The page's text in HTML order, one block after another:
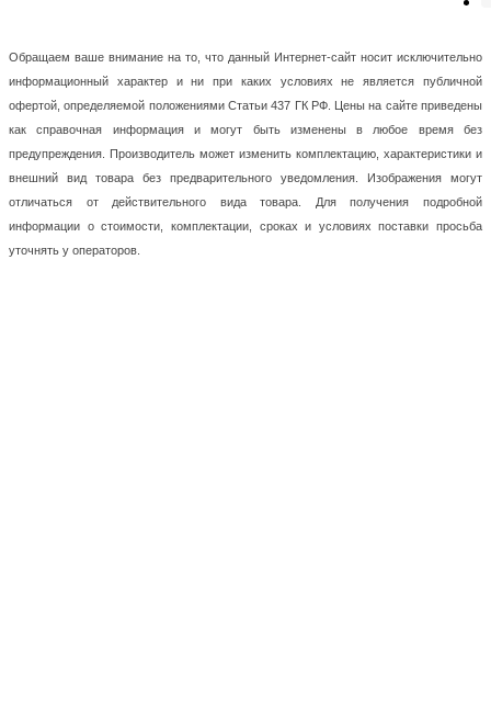
Обращаем ваше внимание на то, что данный Интернет-сайт носит исключительно
информационный характер и ни при каких условиях не является публичной
офертой, определяемой положениями Статьи 437 ГК РФ. Цены на сайте приведены
как справочная информация и могут быть изменены в любое время без
предупреждения. Производитель может изменить комплектацию, характеристики и
внешний вид товара без предварительного уведомления. Изображения могут
отличаться от действительного вида товара. Для получения подробной
информации о стоимости, комплектации, сроках и условиях поставки просьба
уточнять у операторов.